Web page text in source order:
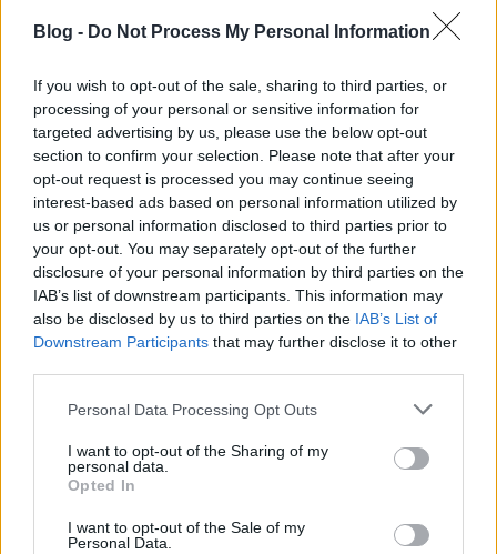
Blog - Do Not Process My Personal Information
If you wish to opt-out of the sale, sharing to third parties, or
processing of your personal or sensitive information for
targeted advertising by us, please use the below opt-out
section to confirm your selection. Please note that after your
opt-out request is processed you may continue seeing
interest-based ads based on personal information utilized by
us or personal information disclosed to third parties prior to
your opt-out. You may separately opt-out of the further
disclosure of your personal information by third parties on the
IAB’s list of downstream participants. This information may
also be disclosed by us to third parties on the IAB’s List of
Downstream Participants that may further disclose it to other
Please note that this website/app uses one or more Google
not limited to your visit or usage behaviour. You may click to
grant or deny consent to Google and its third-party tags to
use your data for below specified purposes in below Google
consent section.
Personal Data Processing Opt Outs
I want to opt-out of the Sharing of my
personal data.
Opted In
I want to opt-out of the Sale of my
Personal Data.
maradék 2,8 km-re még két teljes évet
kell várnunk!
A tervek szerint legalábbis, melyeket a legritkább
esetben szoktak betartani az államnál jól helyezkedő
építőipari cégek. Tehát a teljes kivitelezés
átlagsebessége még a mostani 1/24 csigatempónál
is lassabb lesz.
És ne jöjjön nekünk egyetlen szóvivő, városvezető
bicikliutat is építenek, sőt, még egy aluljárót is
terveznek a vasútvonal keresztezéséhez. Nem
Ausztriában, Olaszországban vagy Szlovéniában
vagyunk, hanem a nagy magyar Alföldön. Nem kell
hegyeket átfúrnunk, hatalmas szintkülönbségeket
kiegyengetnünk, szakadékokat és vadvizű folyókat